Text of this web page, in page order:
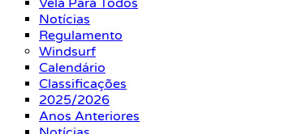
Vela Para Todos
Notícias
Regulamento
Windsurf
Calendário
Classificações
2025/2026
Anos Anteriores